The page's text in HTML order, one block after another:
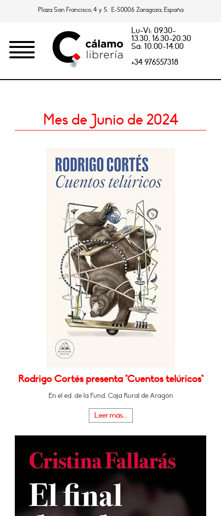
Plaza San Francisco, 4 y 5. E-50006 Zaragoza, España
Lu-Vi: 09.30-
13.30, 16.30-20.30
Sa: 10.00-14.00
+34 976557318
Mes de Junio de 2024
Rodrigo Cortés presenta "Cuentos telúricos"
En el ed. de la Fund. Caja Rural de Aragón
Leer más...